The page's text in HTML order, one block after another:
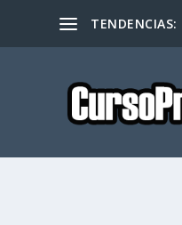
TENDENCIAS: